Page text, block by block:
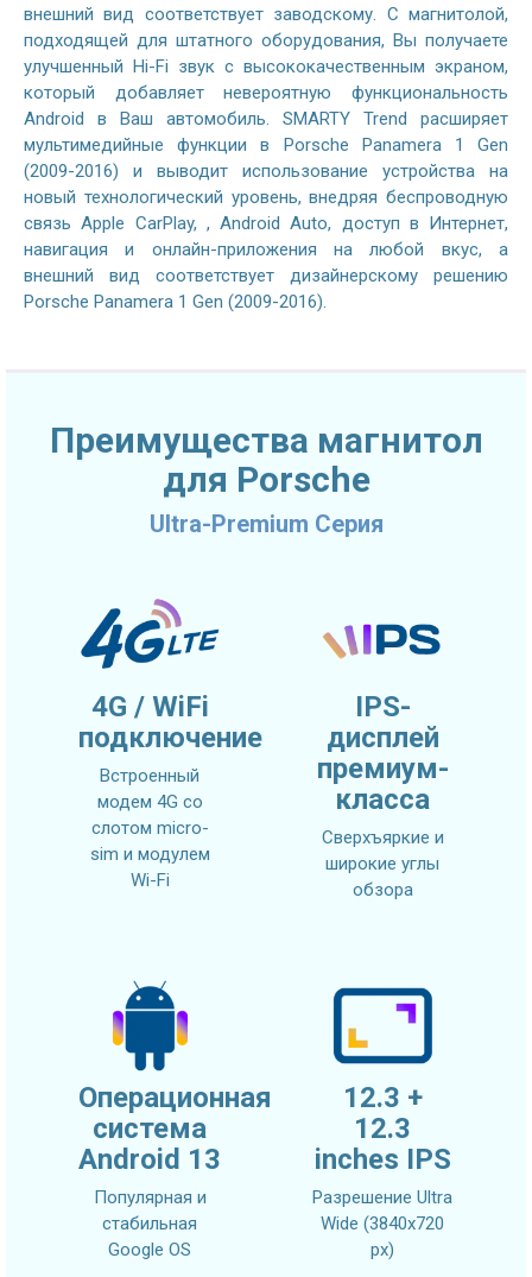
внешний вид соответствует заводскому. С магнитолой,
подходящей для штатного оборудования, Вы получаете
улучшенный Hi-Fi звук с высококачественным экраном,
который добавляет невероятную функциональность
Android в Ваш автомобиль. SMARTY Trend расширяет
мультимедийные функции в Porsche Panamera 1 Gen
(2009-2016) и выводит использование устройства на
новый технологический уровень, внедряя беспроводную
связь Apple CarPlay, , Android Auto, доступ в Интернет,
навигация и онлайн-приложения на любой вкус, а
внешний вид соответствует дизайнерскому решению
Porsche Panamera 1 Gen (2009-2016).
Преимущества магнитол
для Porsche
Ultra-Premium Серия
4G / WiFi
подключение
Встроенный
модем 4G со
слотом micro-
sim и модулем
Wi-Fi
IPS-
дисплей
премиум-
класса
Сверхъяркие и
широкие углы
обзора
Операционная
система
Android 13
Популярная и
стабильная
Google OS
12.3 +
12.3
inches IPS
Разрешение Ultra
Wide (3840x720
px)